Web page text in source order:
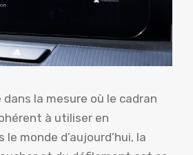
la mesure où le cadran
à utiliser en
monde d’aujourd’hui, la